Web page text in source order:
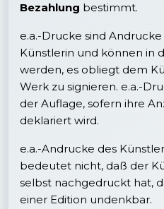
Bezahlung bestimmt.
e.a.-Drucke sind
Künstlerin und können in
werden, es obliegt dem
Werk zu signieren. e.a.-
der Auflage, sofern ihre
deklariert wird.
e.a.-Andrucke des
bedeutet nicht, daß der
selbst nachgedruckt hat,
einer Edition undenkbar.